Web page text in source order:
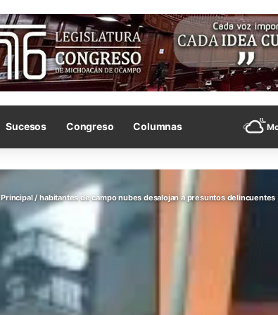
Sucesos Congreso Columnas
Principal / habitantes de campo nubes desalojan a presuntos delincuentes